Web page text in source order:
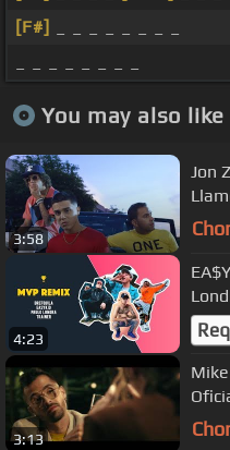
[F#]
You may also
3:58
Jon
4:23
3:13